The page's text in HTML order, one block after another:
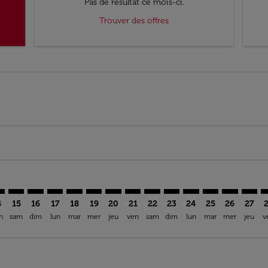
Pas de résultat ce mois-ci.
Trouver des offres
15
sam
16
dim
17
lun
18
mar
RAK–LAX: cmp-view-offers-disclaimer.
19
mer
RAK–LAX: cmp-view-offers-
20
jeu
RAK–LAX: cmp-view-offers-
21
ven
RAK–LAX: cmp-view-
22
sam
RAK–LAX: cmp-view-
23
dim
RAK–LAX: cmp-
24
lun
RAK–LAX:
25
mar
26
mer
27
jeu